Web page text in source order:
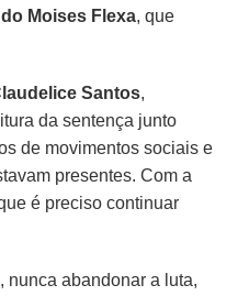
Moises Flexa, que
Santos,
da sentença junto
de movimentos sociais e
presentes. Com a
é preciso continuar
nunca abandonar a luta,